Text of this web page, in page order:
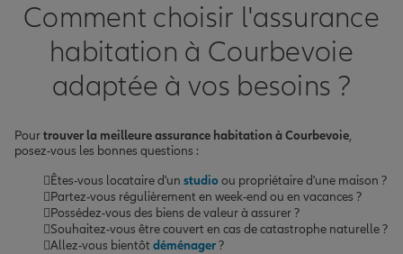
Comment choisir l'assurance
habitation à Courbevoie
adaptée à vos besoins ?
Pourtrouver la meilleure assurance habitation à Courbevoie,
posez-vous les bonnes questions :
Êtes-vous locataire d'un studioou propriétaire d'une maison ?
Partez-vous régulièrement en week-end ou en vacances ?
Possédez-vous des biens de valeur à assurer ?
Souhaitez-vous être couvert en cas de catastrophe naturelle ?
Allez-vous bientôt déménager?